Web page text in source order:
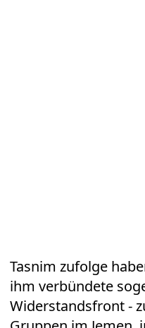
Tasnim zufolge
ihm verbündete
Widerstandsfront -